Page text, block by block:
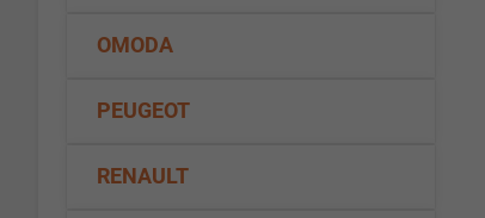
OMODA
PEUGEOT
RENAULT